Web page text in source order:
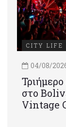
CITY LIFE
04/08/
στο
Vintage